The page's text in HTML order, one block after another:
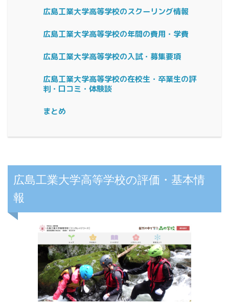
広島工業大学高等学校のスクーリング情報
広島工業大学高等学校の年間の費用・学費
広島工業大学高等学校の入試・募集要項
広島工業大学高等学校の在校生・卒業生の評
判・口コミ・体験談
まとめ
広島工業大学高等学校の評価・基本情
報